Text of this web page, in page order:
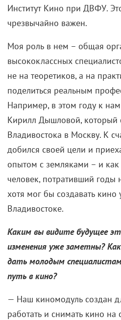
Институт Кино при ДВФУ.
чрезвычайно важен.
Моя роль в нем – общая
высококлассных
не на теоретиков, а на
поделиться реальным
Например, в этом году к
Кирилл Дышловой, который
Владивостока в Москву. К
добился своей цели и
опытом с земляками – и как
человек, потративший годы
хотя мог бы создавать кино
Владивостоке.
Каким вы видите будущее
изменения уже заметны?
дать молодым
путь в кино?
— Наш киномодуль создан
работать и снимать кино